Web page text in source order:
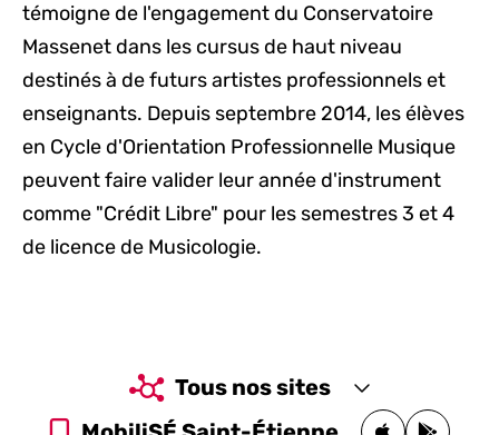
témoigne de l'engagement du Conservatoire
Massenet dans les cursus de haut niveau
destinés à de futurs artistes professionnels et
enseignants. Depuis septembre 2014, les élèves
en Cycle d'Orientation Professionnelle Musique
peuvent faire valider leur année d'instrument
comme "Crédit Libre" pour les semestres 3 et 4
de licence de Musicologie.
Tous nos sites